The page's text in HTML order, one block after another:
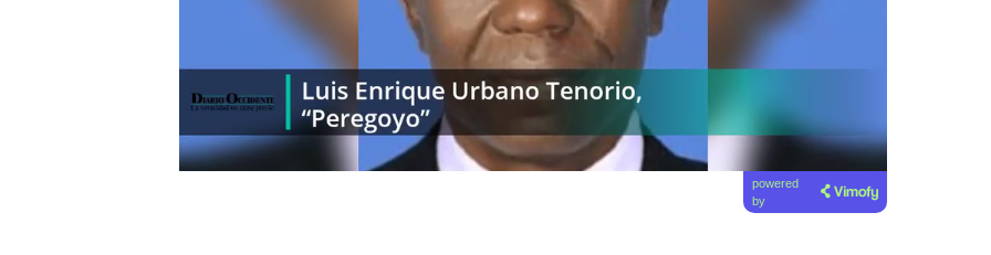
powered
by